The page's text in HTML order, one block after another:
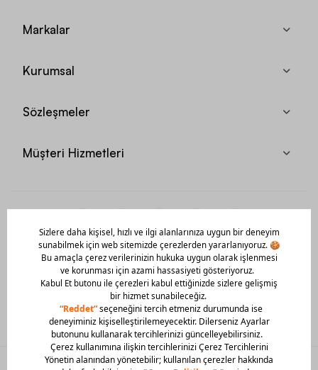
Markalar
Kurumsal
Sözleşmeler
Müşteri Hizmetleri
Mobil Uygulamamızı Hemen İndir!